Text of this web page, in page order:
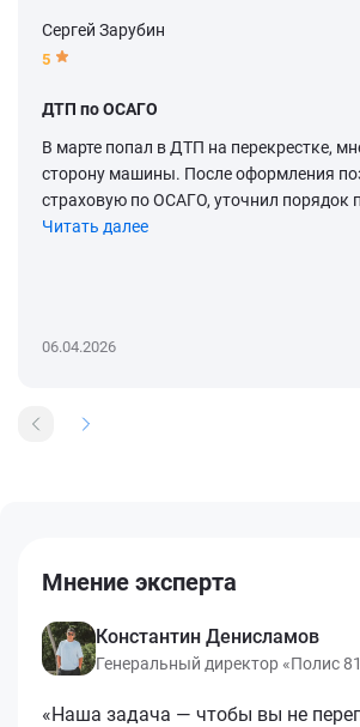
Сергей Зарубин
5
ДТП по ОСАГО
В марте попал в ДТП на перекрестке,
сторону машины. После оформления
страховую по ОСАГО, уточнил порядок
Читать далее
06.04.2026
Мнение эксперта
Константин Денисламов
Генеральный директор «Полис
«Наша задача — чтобы вы не